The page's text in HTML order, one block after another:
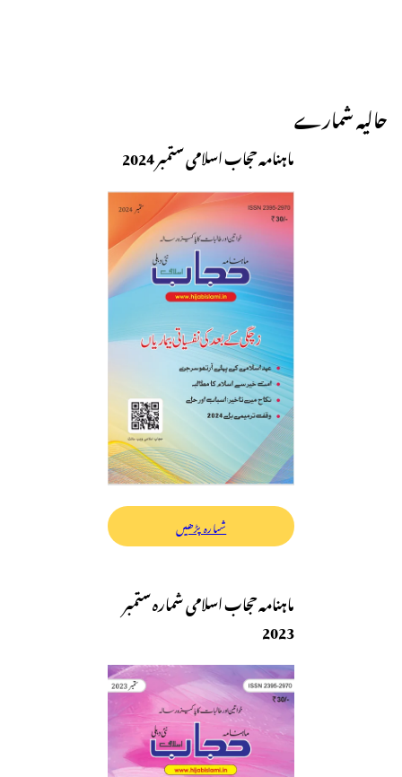
حالیہ شمارے
ماہنامہ حجاب اسلامی ستمبر 2024
شمارہ پڑھیں
ماہنامہ حجاب اسلامی شمارہ ستمبر
2023